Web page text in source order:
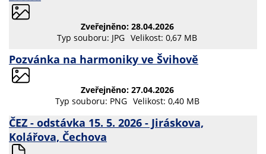
Zveřejněno: 28.04.2026
Typ souboru: JPG Velikost: 0,67 MB
Pozvánka na harmoniky ve Švihově
Zveřejněno: 27.04.2026
Typ souboru: PNG Velikost: 0,40 MB
ČEZ - odstávka 15. 5. 2026 - Jiráskova,
Kolářova, Čechova